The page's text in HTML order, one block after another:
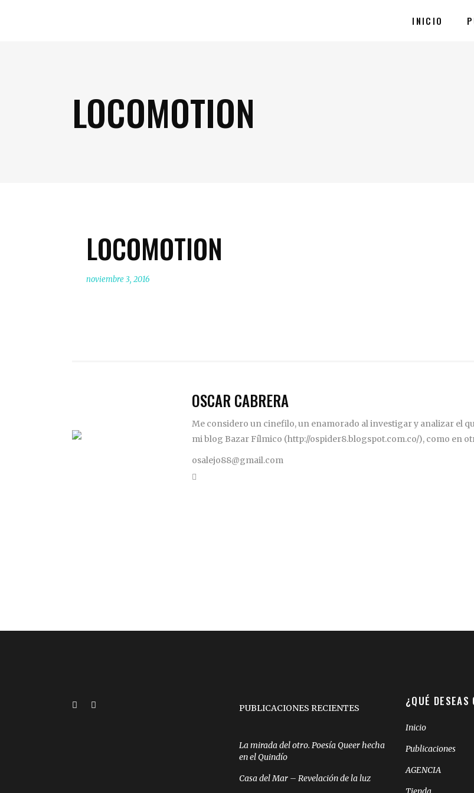
INICIO
LOCOMOTION
LOCOMOTION
noviembre 3, 2016
OSCAR CABRERA
Me considero un cinefilo, un enamorado al investigar y analizar el
mi blog Bazar Fílmico (http://ospider8.blogspot.com.co/), como en
osalejo88@gmail.com
PUBLICACIONES RECIENTES
La mirada del otro. Poesía Queer hecha
en el Quindío
Casa del Mar – Revelación de la luz
¿QUÉ DESEAS
Inicio
Publicaciones
AGENCIA